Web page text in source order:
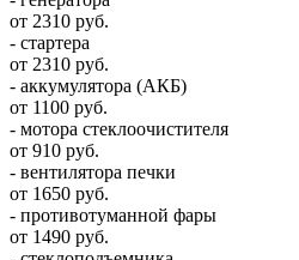
от 2310 руб.
- стартера
от 2310 руб.
- аккумулятора (АКБ)
от 1100 руб.
- мотора стеклоочистителя
от 910 руб.
- вентилятора печки
от 1650 руб.
- противотуманной фары
от 1490 руб.